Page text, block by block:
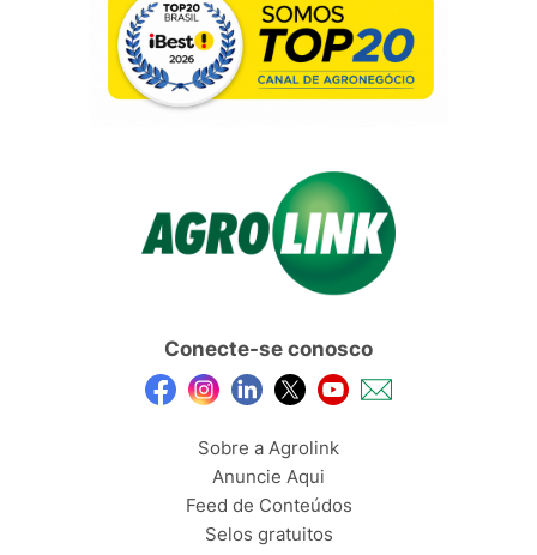
Conecte-se conosco
Sobre a Agrolink
Anuncie Aqui
Feed de Conteúdos
Selos gratuitos